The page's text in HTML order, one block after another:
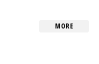
MORE